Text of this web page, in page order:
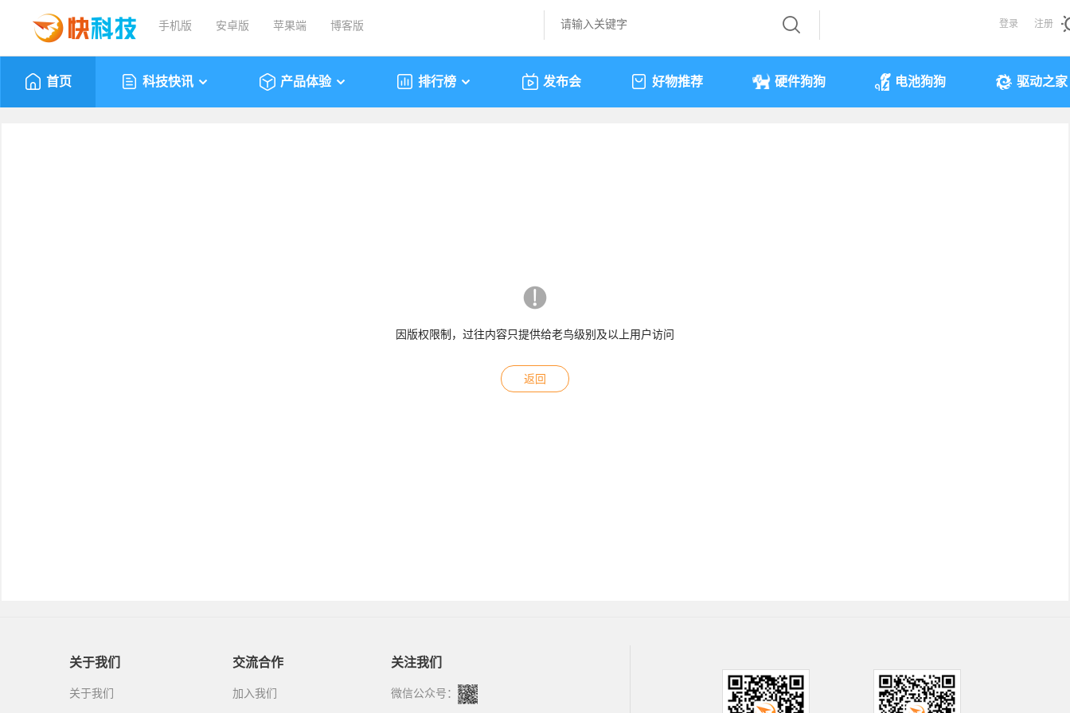
手机版 安卓版 苹果端 博客版 登录 注册
首页 科技快讯 产品体验 排行榜 发布会 好物推荐 硬件狗狗 电池狗狗 驱动之家
因版权限制，过往内容只提供给老鸟级别及以上用户访问
返回
关于我们
关于我们
交流合作
加入我们
关注我们
微信公众号：